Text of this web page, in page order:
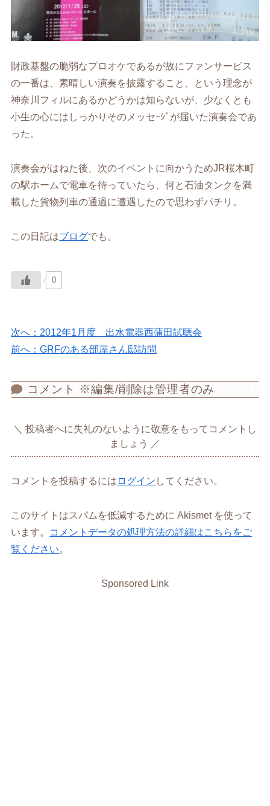
財政基盤の脆弱なプロオケであるが故にファンサービス
の一番は、素晴しい演奏を披露すること、という理念が
神奈川フィルにあるかどうかは知らないが、少なくとも
小生の心にはしっかりそのメッセｰｼﾞが届いた演奏会であ
った。
演奏会がはねた後、次のイベントに向かうためJR桜木町
の駅ホームで電車を待っていたら、何と石油タンクを満
載した貨物列車の通過に遭遇したので思わずパチリ。
この日記はブログでも。
0
次へ：2012年1月度 出水電器西蒲田試聴会
前へ：GRFのある部屋さん邸訪問
コメント ※編集/削除は管理者のみ
投稿者へに失礼のないように敬意をもってコメントし
ましょう
コメントを投稿するには ログイン してください。
このサイトはスパムを低減するために Akismet を使って
います。
コメントデータの処理方法の詳細はこちらをご
覧ください。
Sponsored Link